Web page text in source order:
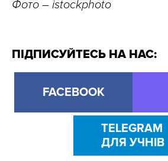
Фото – istockphoto
ПІДПИСУЙТЕСЬ НА НАС:
FACEBOOK
TELEGRAM
ДЛЯ УЧНІВ